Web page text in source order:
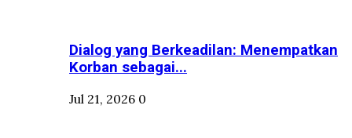
Dialog yang Berkeadilan: Menempatkan
Korban sebagai...
Jul 21, 2026 0